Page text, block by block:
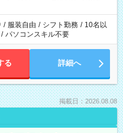
間。 合計で週40時間を超える場
/ 服装自由 / シフト勤務 / 10名以
/ パソコンスキル不要
る 詳細へ
掲載日：2026.08.08